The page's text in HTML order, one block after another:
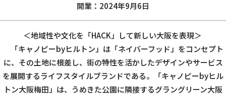
開業：2024年9月6日
＜地域性や文化を「HACK」して新しい大阪を表現＞
「キャノピーbyヒルトン」は「ネイバーフッド」をコンセプト
に、その土地に根差し、街の特性を活かしたデザインやサービス
を展開するライフスタイルブランドである。「キャノピーbyヒル
トン大阪梅田」は、うめきた公園に隣接するグラングリーン大阪